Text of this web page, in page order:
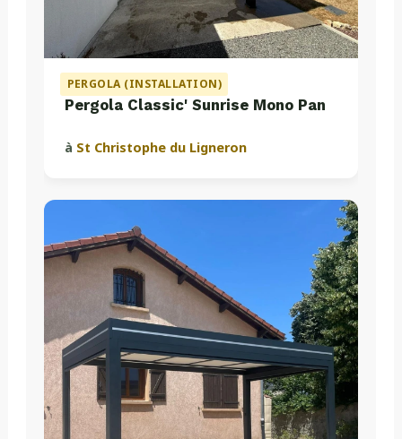
PERGOLA (INSTALLATION)
Pergola Classic' Sunrise Mono Pan
à St Christophe du Ligneron